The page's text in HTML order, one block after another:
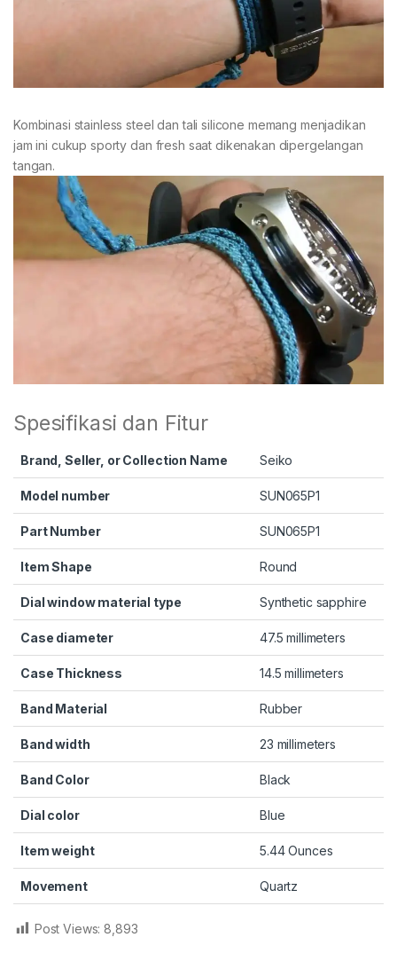
Kombinasi stainless steel dan tali silicone memang menjadikan
jam ini cukup sporty dan fresh saat dikenakan dipergelangan
tangan.
Spesifikasi dan Fitur
Brand, Seller, or Collection Name Seiko
Model number SUN065P1
Part Number SUN065P1
Item Shape Round
Dial window material type Synthetic sapphire
Case diameter 47.5 millimeters
Case Thickness 14.5 millimeters
Band Material Rubber
Band width 23 millimeters
Band Color Black
Dial color Blue
Item weight 5.44 Ounces
Movement Quartz
Post Views: 8,893